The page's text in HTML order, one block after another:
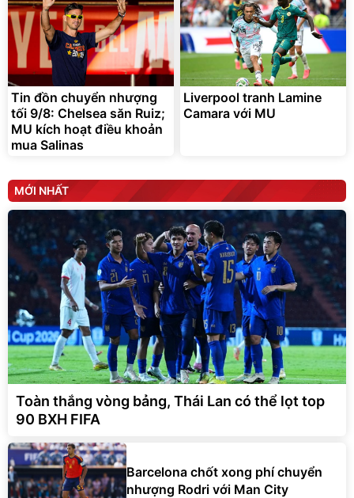
Tin đồn chuyển nhượng
tối 9/8: Chelsea săn Ruiz;
MU kích hoạt điều khoản
mua Salinas
Liverpool tranh Lamine
Camara với MU
MỚI NHẤT
Toàn thắng vòng bảng, Thái Lan có thể lọt top
90 BXH FIFA
Barcelona chốt xong phí chuyển
nhượng Rodri với Man City